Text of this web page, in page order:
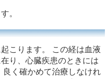
。
こります。 この経は血液
り、心臓疾患のときには
く確かめて治療しなけれ